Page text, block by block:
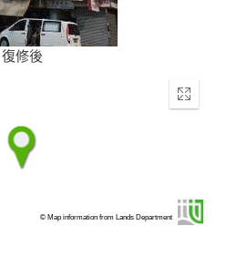
復修後
Enter
© Map information from Lands Department